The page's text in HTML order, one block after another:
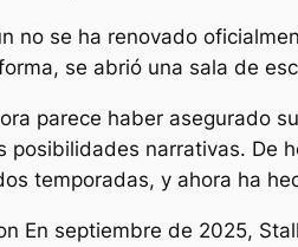
no se ha renovado
se abrió una sala de
parece haber asegurado
posibilidades narrativas. De
temporadas, y ahora ha
En septiembre de 2025,